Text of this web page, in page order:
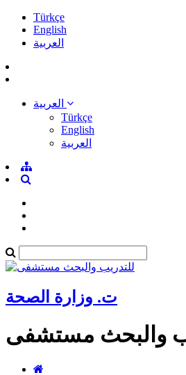
Türkçe
English
العربية
Türkçe
English
العربية
ت. وزارة الصحة
والبحث مستشفى